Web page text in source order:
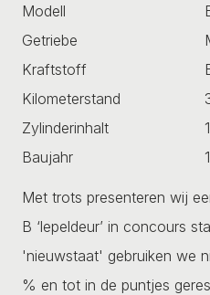
Modell
Getriebe
Kraftstoff
Kilometerstand
Zylinderinhalt
Baujahr
Met trots presenteren wij
B ‘lepeldeur’ in concours
'nieuwstaat' gebruiken we
% en tot in de puntjes